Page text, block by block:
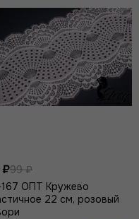
₽99 ₽
ОПТ Кружево
22 см, розовый